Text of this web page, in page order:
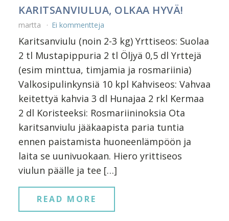
KARITSANVIULUA, OLKAA HYVÄ!
martta Ei kommentteja
Karitsanviulu (noin 2-3 kg) Yrttiseos: Suolaa
2 tl Mustapippuria 2 tl Öljyä 0,5 dl Yrttejä
(esim minttua, timjamia ja rosmariinia)
Valkosipulinkynsiä 10 kpl Kahviseos: Vahvaa
keitettyä kahvia 3 dl Hunajaa 2 rkl Kermaa
2 dl Koristeeksi: Rosmariininoksia Ota
karitsanviulu jääkaapista paria tuntia
ennen paistamista huoneenlämpöön ja
laita se uunivuokaan. Hiero yrittiseos
viulun päälle ja tee […]
READ MORE